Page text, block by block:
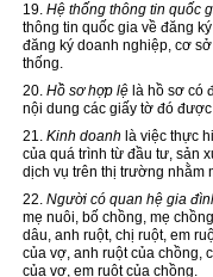
19.Hệ thống thông tin quốc
thông tin quốc gia về đăng
đăng ký doanh nghiệp, cơ
thống.
20.Hồ sơ hợp lệ là hồ sơ có
nội dung các giấy tờ đó
21.Kinh doanh là việc thực
của quá trình từ đầu tư, sản
dịch vụ trên thị trường nhằm
22.Người có quan hệ gia
mẹ nuôi, bố chồng, mẹ
dâu, anh ruột, chị ruột, em
của vợ, anh ruột của chồng,
của vợ, em ruột của chồng.